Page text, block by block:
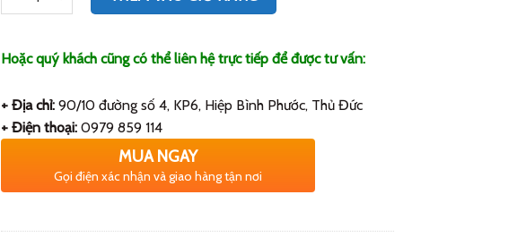
Hoặc quý khách cũng có thể liên hệ trực tiếp để được tư vấn:
+ Địa chỉ:90/10 đường số 4, KP6, Hiệp Bình Phước, Thủ Đức
+ Điện thoại:0979 859 114
MUA NGAY
Gọi điện xác nhận và giao hàng tận nơi